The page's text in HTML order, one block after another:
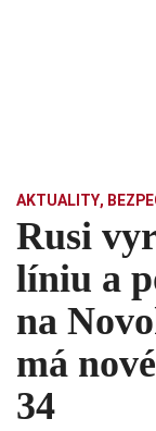
AKTUALITY,
Rusi
líniu a
na
má
34